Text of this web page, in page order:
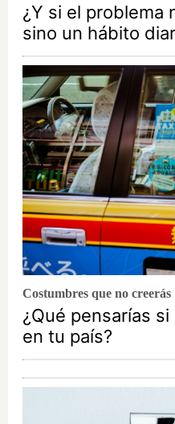
¿Y si el problema
sino un hábito
Costumbres que no creerás
¿Qué pensarías
en tu país?